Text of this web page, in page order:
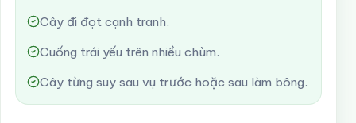
Cây đi đọt cạnh tranh.
Cuống trái yếu trên nhiều chùm.
Cây từng suy sau vụ trước hoặc sau làm bông.